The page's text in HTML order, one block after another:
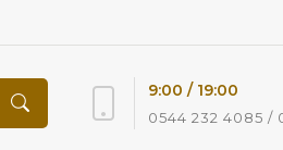
9:00 / 19:00
0544 232 4085 /